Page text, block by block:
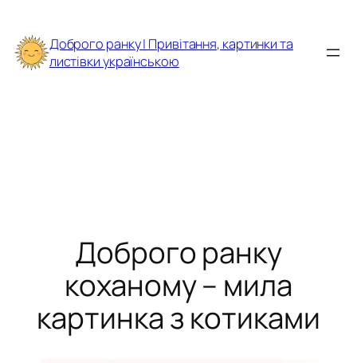
до
вмісту
Доброго ранку | Привітання, картинки та
листівки українською
Доброго ранку
коханому – мила
картинка з котиками